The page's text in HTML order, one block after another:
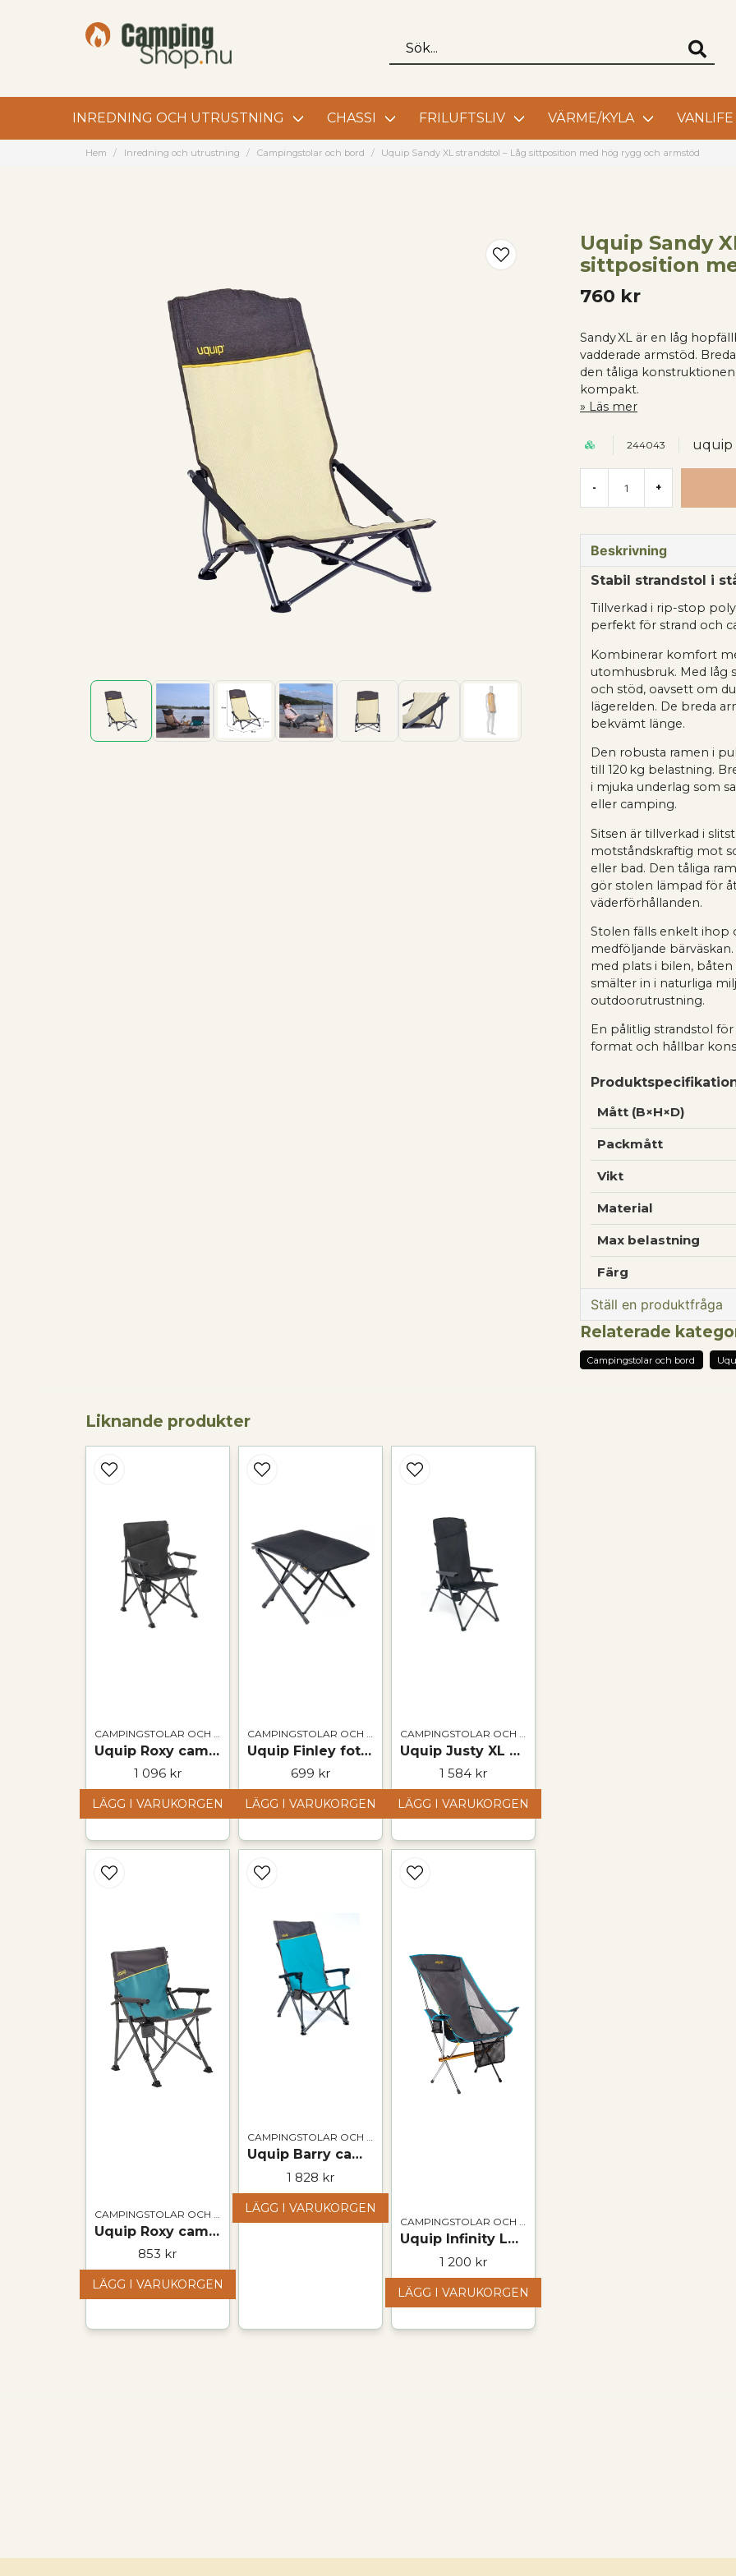
INREDNING OCH UTRUSTNING CHASSI FRILUFTSLIV VÄRME/KYLA VANLIFE
Hem Inredning och utrustning Campingstolar och bord Uquip Sandy XL strandstol – Låg sittposition med hög rygg och armstöd
Uquip Sandy
sittposition
760 kr
Sandy XL är en låg
vadderade armstöd.
den tåliga
kompakt.
Läs mer
244043 uquip
- +
Beskrivning
Stabil strandstol i
Tillverkad i rip-stop
perfekt för strand och
Kombinerar komfort
utomhusbruk. Med låg
och stöd, oavsett om
lägerelden. De breda
bekvämt länge.
Den robusta ramen i
till 120 kg belastning.
i mjuka underlag som
eller camping.
Sitsen är tillverkad i
motståndskraftig mot
eller bad. Den tåliga
gör stolen lämpad för
väderförhållanden.
Stolen fälls enkelt ihop
medföljande
med plats i bilen,
smälter in i naturliga
outdoorutrustning.
En pålitlig strandstol
format och hållbar
Mått (B×H×D)
Packmått
Vikt
Material
Max belastning
Färg
Ställ en produktfråga
question
Fråga oss något om
Relaterade
Campingstolar och bord
Liknande produkter
Uquip Roxy campingstol – hopfällbar stol med 120 kg kapacitet
1 096 kr
LÄGG I VARUKORGEN
Uquip Finley fotpall – hopfällbar och robust
699 kr
LÄGG I VARUKORGEN
Uquip Justy XL Air Mesh campingstol – tre sittlägen
1 584 kr
LÄGG I VARUKORGEN
Uquip Roxy campingstol – robust och bekväm fällstol
853 kr
LÄGG I VARUKORGEN
CAMPINGSTOLAR OCH BORD
Uquip Barry campingstol – hopfällbar stol med hög rygg & 200 kg maxbelastning
1 828 kr
LÄGG I VARUKORGEN
CAMPINGSTOLAR OCH BORD
Uquip Infinity Lounger – hopfällbar campingfåtölj
1 200 kr
LÄGG I VARUKORGEN